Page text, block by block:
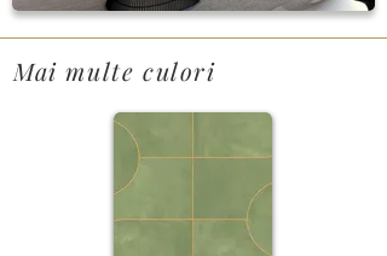
Mai multe culori